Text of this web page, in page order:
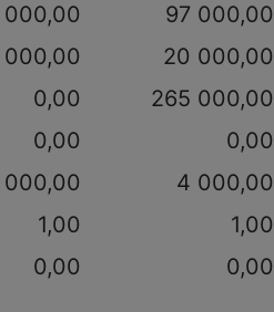
000,00 97 000,00
000,00 20 000,00
0,00 265 000,00
0,00 0,00
4 000,00
1,00 1,00
0,00 0,00